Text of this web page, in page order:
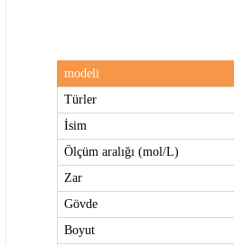
modeli
Türler
İsim
Ölçüm aralığı (mol/L)
Zar
Gövde
Boyut